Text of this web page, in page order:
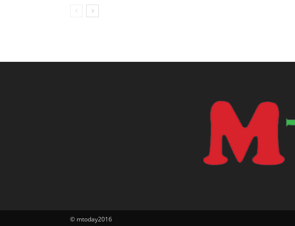
© mtoday2016